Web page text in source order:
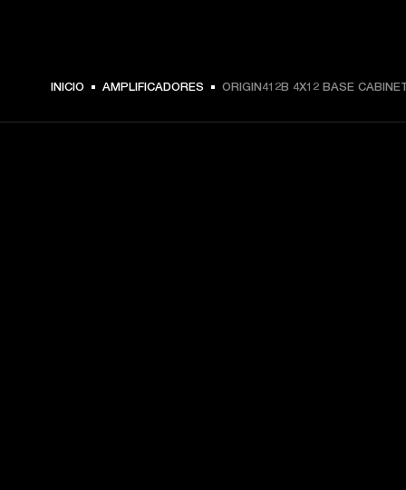
INICIO AMPLIFICADORES ORIGIN412B 4X12 BASE